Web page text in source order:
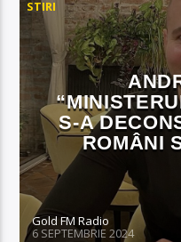
STIRI
S-A
ROMÂNI
Gold FM Radio
6 SEPTEMBRIE 2024